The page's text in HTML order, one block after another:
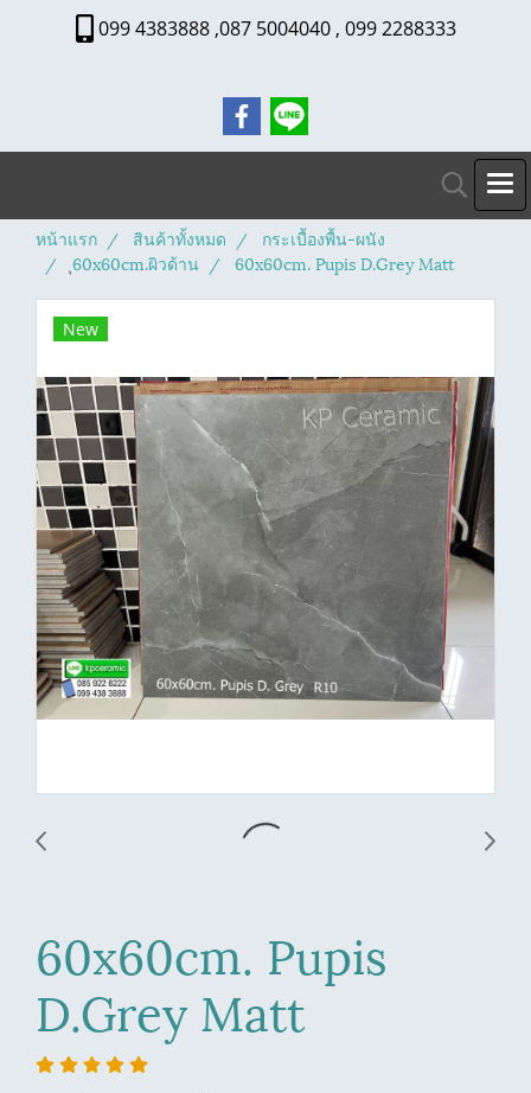
099 4383888 ,087 5004040 , 099 2288333
หน้าแรก สินค้าทั้งหมด
กระเบื้องพื้น-ผนัง
ุ60x60cm.ผิวด้าน
60x60cm. Pupis D.Grey Matt
New
60x60cm. Pupis
D.Grey Matt